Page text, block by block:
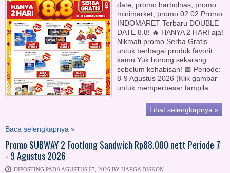
date, promo harbolnas, promo
minimarket, promo 02.02 Promo
INDOMARET Terbaru DOUBLE
DATE 8.8! 🔥 HANYA 2 HARI aja!
Nikmati promo Serba Gratis
untuk berbagai produk favorit
kamu Yuk borong sekarang
sebelum kehabisan! 📅 Periode:
8-9 Agustus 2026 (Klik gambar
untuk memperbesar tampila...
Lihat selengkapnya »
Baca selengkapnya »
Promo SUBWAY 2 Footlong Sandwich Rp88.000 nett Periode 7
- 9 Agustus 2026
DIPOSTING PADA AGUSTUS 07, 2026 BY HARGA DISKON